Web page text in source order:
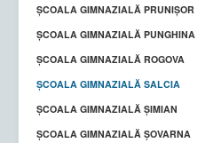
ȘCOALA GIMNAZIALĂ PRUNIȘOR
ŞCOALA GIMNAZIALĂ PUNGHINA
ŞCOALA GIMNAZIALĂ ROGOVA
ȘCOALA GIMNAZIALĂ SALCIA
ŞCOALA GIMNAZIALĂ ŞIMIAN
ȘCOALA GIMNAZIALĂ ȘOVARNA